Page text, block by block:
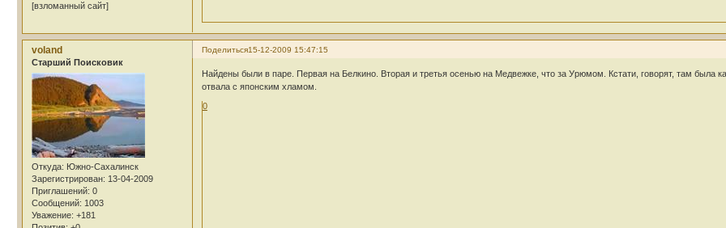
[взломанный сайт]
Поделиться15-12-2009 15:47:15
voland
Cтарший Поисковик
Откуда: Южно-Сахалинск
Зарегистрирован: 13-04-2009
Приглашений: 0
Сообщений: 1003
Уважение: +181
Найдены были в паре. Первая на Белкино. Вторая и третья осенью на Медвежке, что за Урюмом. Кстати, говорят, там была
отвала с японским хламом.
0